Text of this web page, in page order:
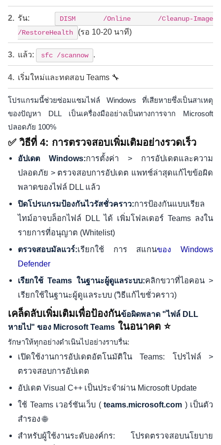
รัน:
DISM /Online /Cleanup-Image
/RestoreHealth
(รอ 10-20 นาที)
แล้ว: sfc /scannow .
เริ่มใหม่และทดสอบ Teams 🔧
โปรแกรมนี้ช่วยซ่อมแซมไฟล์ Windows ที่เสียหายซึ่งเป็นสาเหตุ
ของปัญหา DLL เป็นเครื่องมืออย่างเป็นทางการจาก Microsoft
ปลอดภัย 100%
✅ วิธีที่ 4: การตรวจสอบเพิ่มเติมอย่างรวดเร็ว
อัปเดต Windows:การตั้งค่า > การอัปเดตและความ
ปลอดภัย > ตรวจสอบการอัปเดต แพทช์ล่าสุดแก้ไขข้อผิด
พลาดของไฟล์ DLL แล้ว
ปิดโปรแกรมป้องกันไวรัสชั่วคราว:การป้องกันแบบเรียล
ไทม์อาจบล็อกไฟล์ DLL ได้ เพิ่มโฟลเดอร์ Teams ลงใน
รายการที่อนุญาต (Whitelist)
ตรวจสอบมัลแวร์:เรียกใช้ การ สแกนของ Windows
Defender
เรียกใช้ Teams ในฐานะผู้ดูแลระบบ:คลิกขวาที่ไอคอน >
เรียกใช้ในฐานะผู้ดูแลระบบ (วิธีแก้ไขชั่วคราว)
เคล็ดลับเพิ่มเติมเพื่อป้องกันข้อผิดพลาด "ไฟล์ DLL
หายไป" ของ Microsoft Teams ในอนาคต ⭐
รักษาให้ทุกอย่างดำเนินไปอย่างราบรื่น:
เปิดใช้งานการอัปเดตอัตโนมัติใน Teams: โปรไฟล์ >
ตรวจสอบการอัปเดต
อัปเดต Visual C++ เป็นประจำผ่าน Microsoft Update
ใช้ Teams เวอร์ชันเว็บ ( teams.microsoft.com ) เป็นตัว
สำรอง 🌐
สำหรับผู้ใช้งานระดับองค์กร: โปรดตรวจสอบนโยบาย